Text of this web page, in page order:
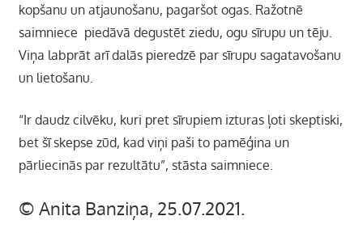
kopšanu un atjaunošanu, pagaršot ogas. Ražotnē
saimniece piedāvā degustēt ziedu, ogu sīrupu un tēju.
Viņa labprāt arī dalās pieredzē par sīrupu sagatavošanu
un lietošanu.
“Ir daudz cilvēku, kuri pret sīrupiem izturas ļoti skeptiski,
bet šī skepse zūd, kad viņi paši to pamēģina un
pārliecinās par rezultātu”, stāsta saimniece.
© Anita Banziņa, 25.07.2021.